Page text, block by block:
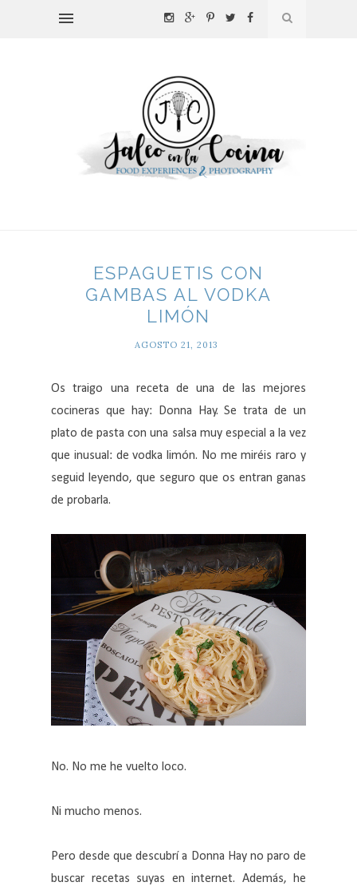
ESPAGUETIS CON
GAMBAS AL VODKA
LIMÓN
AGOSTO 21, 2013
Os traigo una receta de una de las mejores
cocineras que hay: Donna Hay. Se trata de un
plato de pasta con una salsa muy especial a la vez
que inusual: de vodka limón. No me miréis raro y
seguid leyendo, que seguro que os entran ganas
de probarla.
No. No me he vuelto loco.
Ni mucho menos.
Pero desde que descubrí a Donna Hay no paro de
buscar recetas suyas en internet. Además, he